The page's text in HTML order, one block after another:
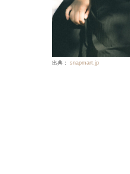
出典： snapmart.jp